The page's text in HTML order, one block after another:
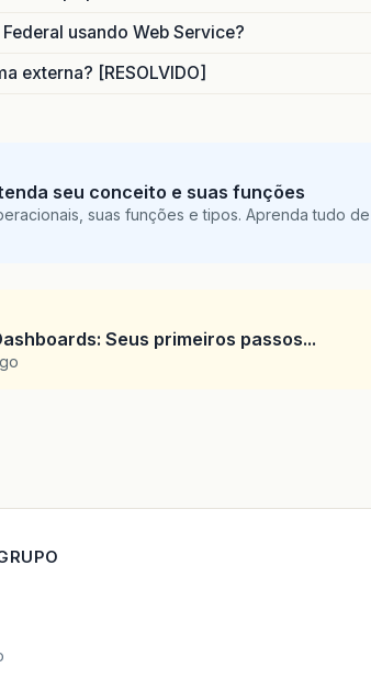
usando Web Service?
externa? [RESOLVIDO]
seu conceito e suas funções
suas funções e tipos. Aprenda tudo
Seus primeiros passos...